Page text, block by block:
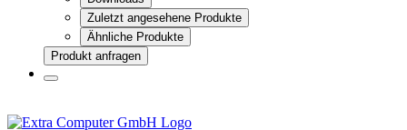
Zuletzt angesehene Produkte
Ähnliche Produkte
Produkt anfragen